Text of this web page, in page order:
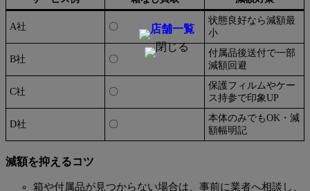
A社 〇
状態良好なら減額最
小
B社 〇
付属品後送付で一部
減額回避
C社 〇
保護フィルムやケー
ス持参で印象UP
D社 〇
本体のみでもOK・減
額幅明記
減額を抑えるコツ
箱や付属品が見つからない場合は、事前に業者へ相談し、